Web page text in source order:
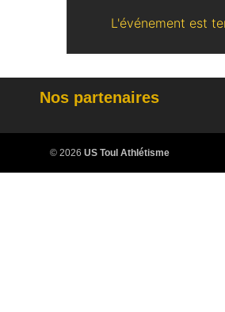
L'événement est
Nos partenaires
© 2026 US Toul Athlétisme